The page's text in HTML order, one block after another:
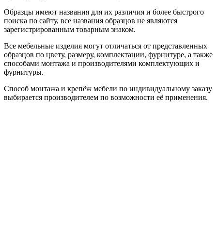
Образцы имеют названия для их различия и более быстрого
поиска по сайту, все названия образцов не являются
зарегистрированным товарным знаком.
Все мебельные изделия могут отличаться от представленных
образцов по цвету, размеру, комплектации, фурнитуре, а также
способами монтажа и производителями комплектующих и
фурнитуры.
Способ монтажа и крепёж мебели по индивидуальному заказу
выбирается производителем по возможности её применения.